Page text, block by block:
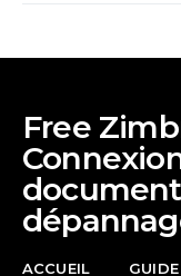
Free
ACCUEIL GUIDE